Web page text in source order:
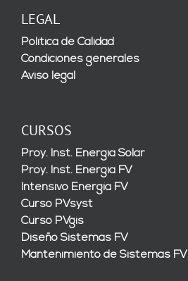
LEGAL
Política de Calidad
Condiciones generales
Aviso legal
CURSOS
Proy. Inst. Energía Solar
Proy. Inst. Energía FV
Intensivo Energía FV
Curso PVsyst
Curso PVgis
Diseño Sistemas FV
Mantenimiento de Sistemas FV